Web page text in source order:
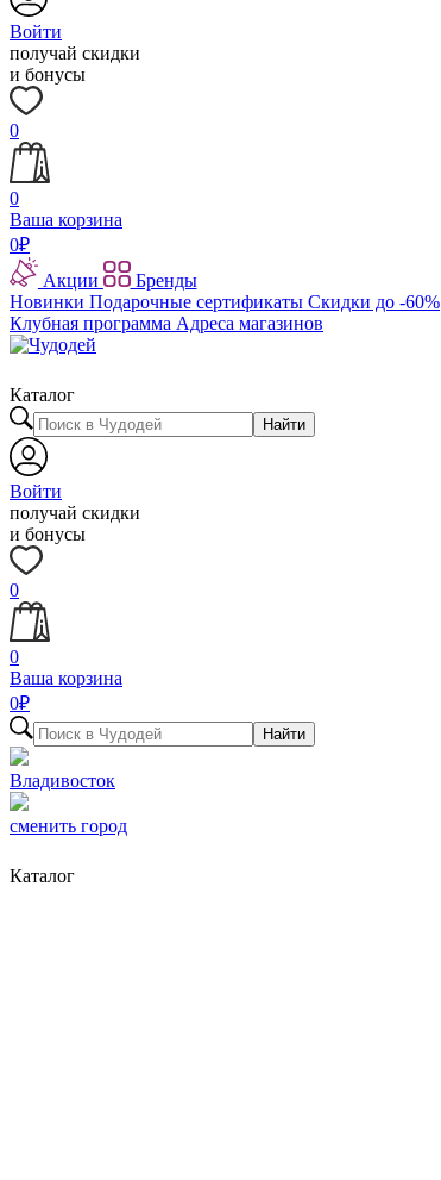
Войти
получай скидки
и бонусы
0
0
Ваша корзина
0₽
Акции
Бренды
Новинки Подарочные сертификаты Скидки до -60%
Клубная программа Адреса магазинов
Каталог
Найти
Войти
получай скидки
и бонусы
0
0
Ваша корзина
0₽
Найти
Владивосток
сменить город
Каталог